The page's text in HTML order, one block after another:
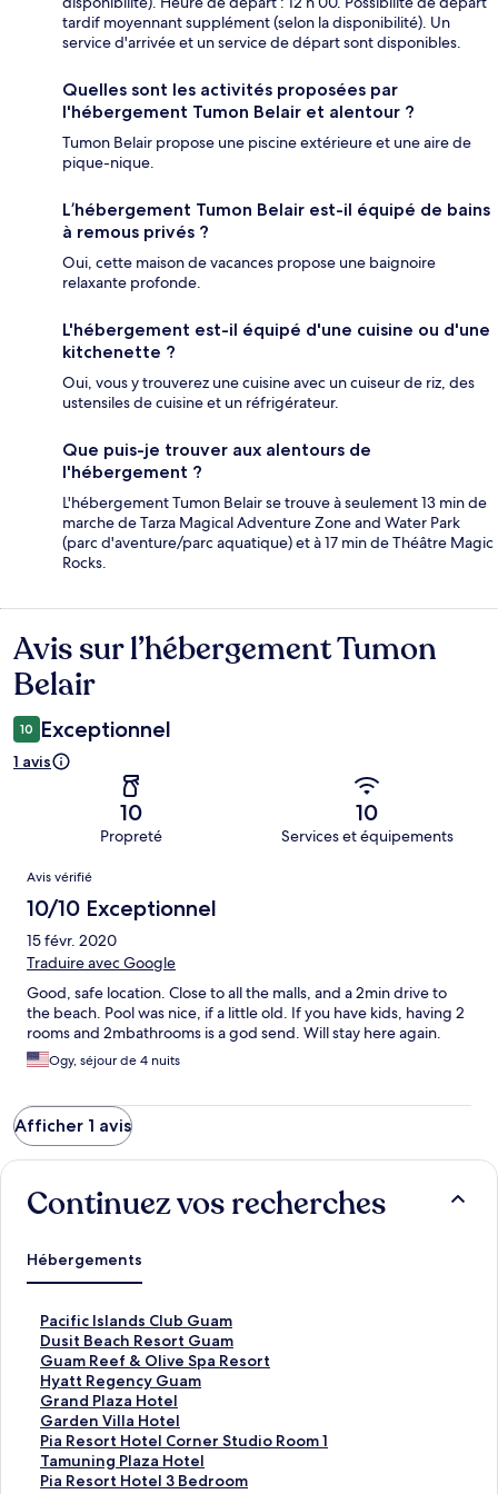
tardif moyennant supplément (selon la disponibilité). Un
service d'arrivée et un service de départ sont disponibles.
Quelles sont les activités proposées par
l'hébergement Tumon Belair et alentour ?
Tumon Belair propose une piscine extérieure et une aire de
pique-nique.
L’hébergement Tumon Belair est-il équipé de bains
à remous privés ?
Oui, cette maison de vacances propose une baignoire
relaxante profonde.
L'hébergement est-il équipé d'une cuisine ou d'une
kitchenette ?
Oui, vous y trouverez une cuisine avec un cuiseur de riz, des
ustensiles de cuisine et un réfrigérateur.
Que puis-je trouver aux alentours de
l'hébergement ?
L'hébergement Tumon Belair se trouve à seulement 13 min de
marche de Tarza Magical Adventure Zone and Water Park
(parc d'aventure/parc aquatique) et à 17 min de Théâtre Magic
Rocks.
Avis
Avis sur l’hébergement Tumon
Belair
10 Exceptionnel
1 avis
10
Propreté
10
Services et équipements
Avis
Avis vérifié
10/10 Exceptionnel
15 févr. 2020
Traduire avec Google
Good, safe location. Close to all the malls, and a 2min drive to
the beach. Pool was nice, if a little old. If you have kids, having 2
rooms and 2mbathrooms is a god send. Will stay here again.
Ogy, séjour de 4 nuits
Afficher 1 avis
Continuez vos recherches
Hébergements
Pacific Islands Club Guam
L
i
e
n
o
u
v
r
a
Dusit Beach Resort Guam
L
i
e
n
o
u
v
r
Guam Reef & Olive Spa Resort
L
i
e
n
o
u
v
Hyatt Regency Guam
L
i
e
n
o
u
Grand Plaza Hotel
L
i
e
n
o
Garden Villa Hotel
L
i
e
n
Pia Resort Hotel Corner Studio Room 1
L
i
e
Tamuning Plaza Hotel
L
iPia Resort Hotel 3 Bedroom
L